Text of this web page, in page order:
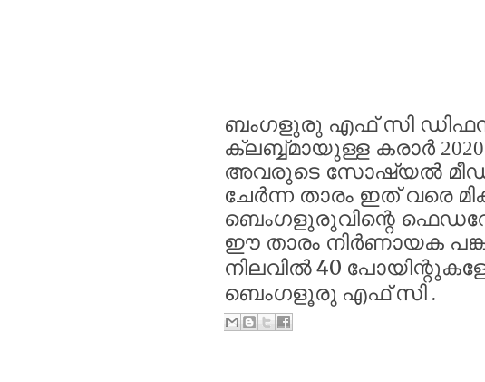
ബംഗളുരു എഫ് സി
ക്ലബ്ബ്മായുള്ള കരാർ 2020
അവരുടെ സോഷ്യൽ
ചേർന്ന താരം ഇത് വരെ
ബെംഗളുരുവിന്റെ
ഈ താരം നിർണായക
നിലവിൽ 40
ബെംഗളൂരു എഫ് സി .